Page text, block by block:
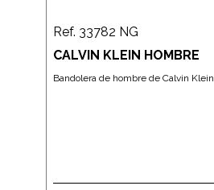
Ref. 33782 NG
CALVIN KLEIN HOMBRE
Bandolera de hombre de Calvin Klein